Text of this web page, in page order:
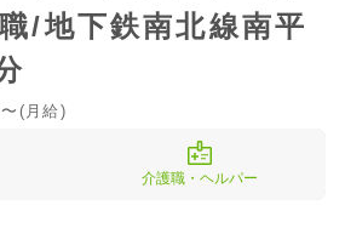
/地下鉄南北線南平
(月給)
介護職・ヘルパー